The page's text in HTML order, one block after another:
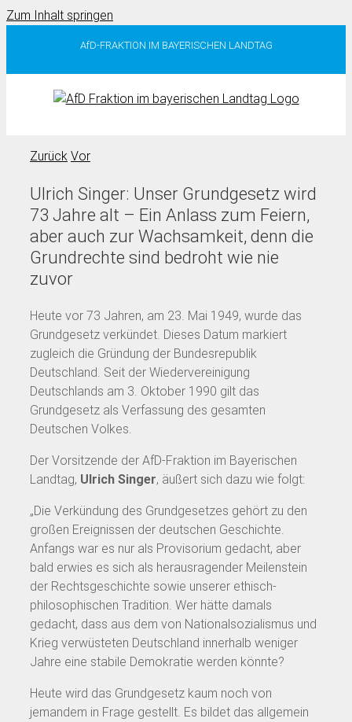
Zum Inhalt springen
AfD-FRAKTION IM BAYERISCHEN LANDTAG
Zurück Vor
Ulrich Singer: Unser Grundgesetz wird
73 Jahre alt – Ein Anlass zum Feiern,
aber auch zur Wachsamkeit, denn die
Grundrechte sind bedroht wie nie
zuvor
Heute vor 73 Jahren, am 23. Mai 1949, wurde das
Grundgesetz verkündet. Dieses Datum markiert
zugleich die Gründung der Bundesrepublik
Deutschland. Seit der Wiedervereinigung
Deutschlands am 3. Oktober 1990 gilt das
Grundgesetz als Verfassung des gesamten
Deutschen Volkes.
Der Vorsitzende der AfD-Fraktion im Bayerischen
Landtag, Ulrich Singer, äußert sich dazu wie folgt:
„Die Verkündung des Grundgesetzes gehört zu den
großen Ereignissen der deutschen Geschichte.
Anfangs war es nur als Provisorium gedacht, aber
bald erwies es sich als herausragender Meilenstein
der Rechtsgeschichte sowie unserer ethisch-
philosophischen Tradition. Wer hätte damals
gedacht, dass aus dem von Nationalsozialismus und
Krieg verwüsteten Deutschland innerhalb weniger
Jahre eine stabile Demokratie werden könnte?
Heute wird das Grundgesetz kaum noch von
jemandem in Frage gestellt. Es bildet das allgemein